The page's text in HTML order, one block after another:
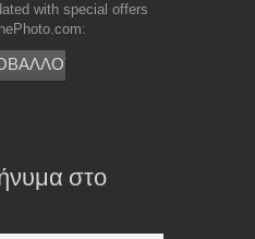
with special offers
στο